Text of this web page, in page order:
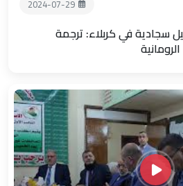
2024-07-29
سجادية في كربلاء: ترجمة